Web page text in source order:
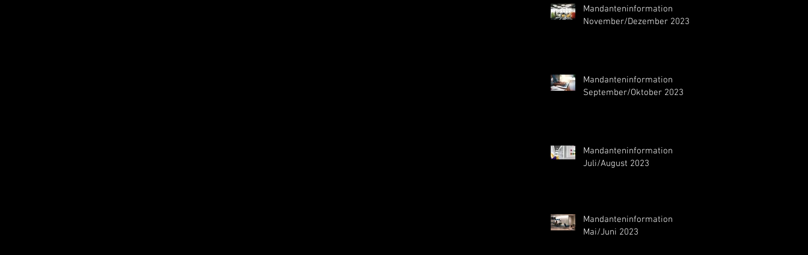
Mandanteninformation
November/Dezember 2023
Mandanteninformation
September/Oktober 2023
Mandanteninformation
Juli/August 2023
Mandanteninformation
Mai/Juni 2023